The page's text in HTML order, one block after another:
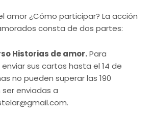
amor ¿Cómo participar? La acción
consta de dos partes:
Historias de amor.Para
sus cartas hasta el 14 de
no pueden superar las 190
enviadas a
.